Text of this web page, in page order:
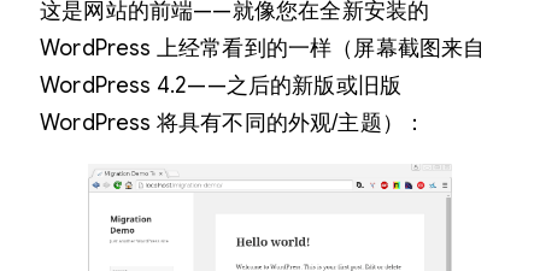
这是网站的前端——就像您在全新安装的
WordPress 上经常看到的一样（屏幕截图来自
WordPress 4.2——之后的新版或旧版
WordPress 将具有不同的外观/主题）：